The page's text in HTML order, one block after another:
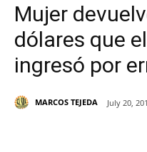
Mujer
dólares que
ingresó por
MARCOS TEJEDA July 20,